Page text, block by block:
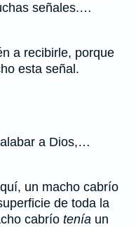
señales.…
a recibirle, porque
esta señal.
a Dios,…
un macho cabrío
de toda la
cabrío tenía un